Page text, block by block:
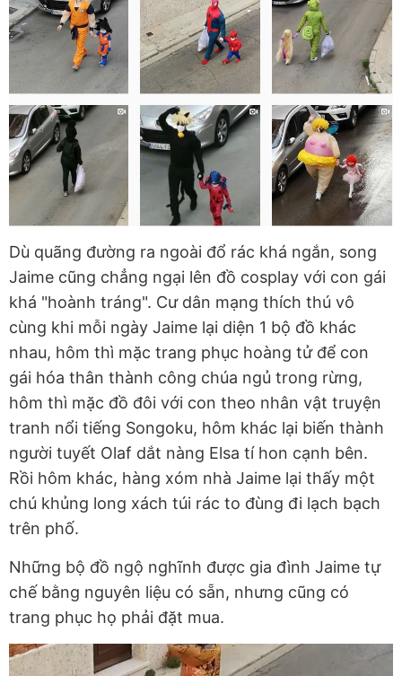
Dù quãng đường ra ngoài đổ rác khá ngắn, song
Jaime cũng chẳng ngại lên đồ cosplay với con gái
khá "hoành tráng". Cư dân mạng thích thú vô
cùng khi mỗi ngày Jaime lại diện 1 bộ đồ khác
nhau, hôm thì mặc trang phục hoàng tử để con
gái hóa thân thành công chúa ngủ trong rừng,
hôm thì mặc đồ đôi với con theo nhân vật truyện
tranh nổi tiếng Songoku, hôm khác lại biến thành
người tuyết Olaf dắt nàng Elsa tí hon cạnh bên.
Rồi hôm khác, hàng xóm nhà Jaime lại thấy một
chú khủng long xách túi rác to đùng đi lạch bạch
trên phố.
Những bộ đồ ngộ nghĩnh được gia đình Jaime tự
chế bằng nguyên liệu có sẵn, nhưng cũng có
trang phục họ phải đặt mua.